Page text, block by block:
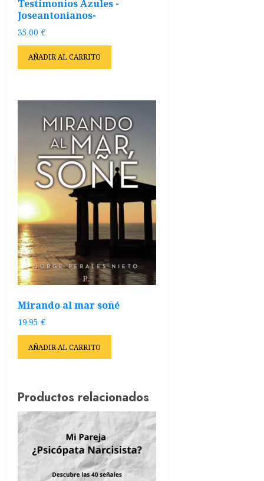
Testimonios Azules -
Joseantonianos-
35,00 €
AÑADIR AL CARRITO
Mirando al mar soñé
19,95 €
AÑADIR AL CARRITO
Productos relacionados